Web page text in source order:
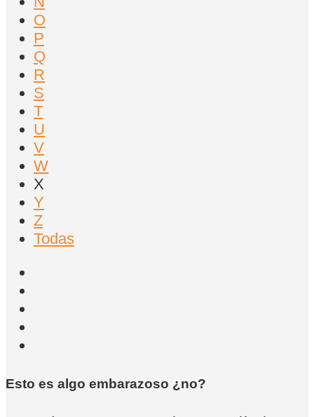
O
P
Q
R
S
T
U
V
W
X
Y
Z
Todas
Esto es algo embarazoso ¿no?